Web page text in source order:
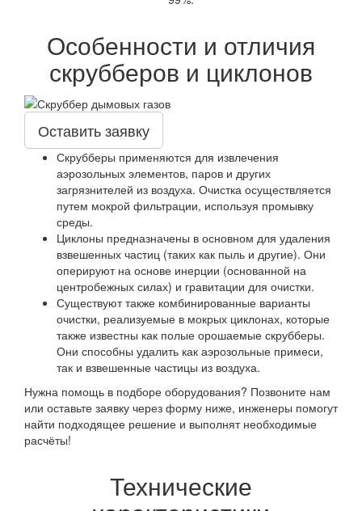
Особенности и отличия
скрубберов и циклонов
Оставить заявку
Скрубберы применяются для извлечения
аэрозольных элементов, паров и других
загрязнителей из воздуха. Очистка осуществляется
путем мокрой фильтрации, используя промывку
среды.
Циклоны предназначены в основном для удаления
взвешенных частиц (таких как пыль и другие). Они
оперируют на основе инерции (основанной на
центробежных силах) и гравитации для очистки.
Существуют также комбинированные варианты
очистки, реализуемые в мокрых циклонах, которые
также известны как полые орошаемые скрубберы.
Они способны удалить как аэрозольные примеси,
так и взвешенные частицы из воздуха.
Нужна помощь в подборе оборудования? Позвоните нам
или оставьте заявку через форму ниже, инженеры помогут
найти подходящее решение и выполнят необходимые
расчёты!
Технические